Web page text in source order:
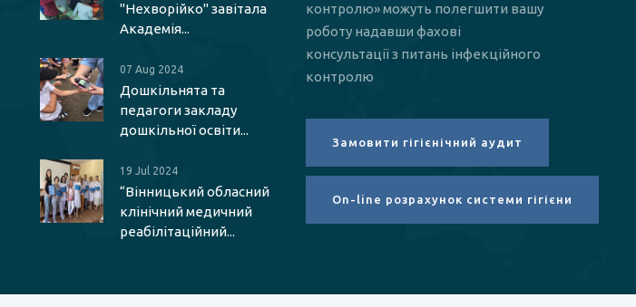
"Нехворійко" завітала
Академія...
07 Aug 2024
Дошкільнята та
педагоги закладу
дошкільної освіти...
19 Jul 2024
“Вінницький обласний
клінічний медичний
реабілітаційний...
контролю» можуть полегшити вашу
роботу надавши фахові
консультації з питань інфекційного
контролю